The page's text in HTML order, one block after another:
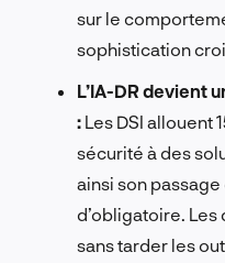
sur le
sophistication
L’IA-DR devient
: Les DSI allouent
sécurité à des
ainsi son passage
d’obligatoire.
sans tarder les